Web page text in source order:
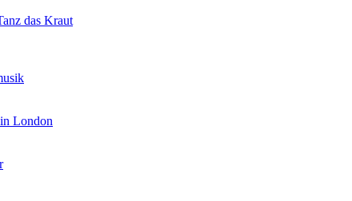
das Kraut
London